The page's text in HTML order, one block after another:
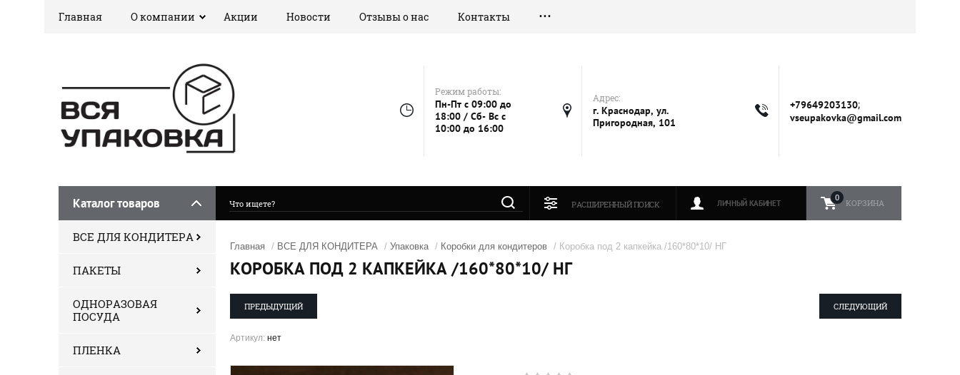
Главная О компании Акции Новости Отзывы о нас Контакты
Режим работы:
Пн-Пт с 09:00 до
18:00 / Сб- Вс с
10:00 до 16:00
Адрес:
г. Краснодар, ул.
Пригородная, 101
+79649203130;
vseupakovka@gmail.com
Каталог товаров КОРЗИНА
0
ЛИЧНЫЙ КАБИНЕТ
РАСШИРЕННЫЙ ПОИСК
ВСЕ ДЛЯ КОНДИТЕРА
ПАКЕТЫ
ОДНОРАЗОВАЯ
ПОСУДА
ПЛЕНКА
Главная / ВСЕ ДЛЯ КОНДИТЕРА / Упаковка / Коробки для кондитеров / Коробка под 2 капкейка /160*80*10/ НГ
КОРОБКА ПОД 2 КАПКЕЙКА /160*80*10/ НГ
ПРЕДЫДУЩИЙ СЛЕДУЮЩИЙ
Артикул: нет